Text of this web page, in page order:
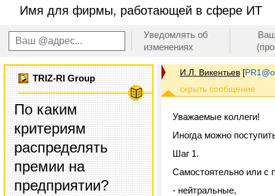
Имя для фирмы, работающей в сфере ИТ
Уведомлять об
изменениях
TRIZ-RI Group
По каким
критериям
распределять
премии на
предприятии?
И.Л. Викентьев [
Уважаемые коллеги!
Иногда можно
Шаг 1.
Самостоятельно или с
- нейтральные,